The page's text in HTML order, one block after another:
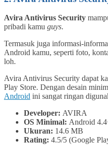
Avira Antivirus Security
pribadi kamu guys.
Termasuk juga informasi-
Android kamu, seperti foto,
loh.
Avira Antivirus Security dapat
Play Store. Dengan desain
Android ini sangat ringan
Developer: AVIRA
OS Minimal: Android
Ukuran: 14.6 MB
Rating: 4.5/5 (Google